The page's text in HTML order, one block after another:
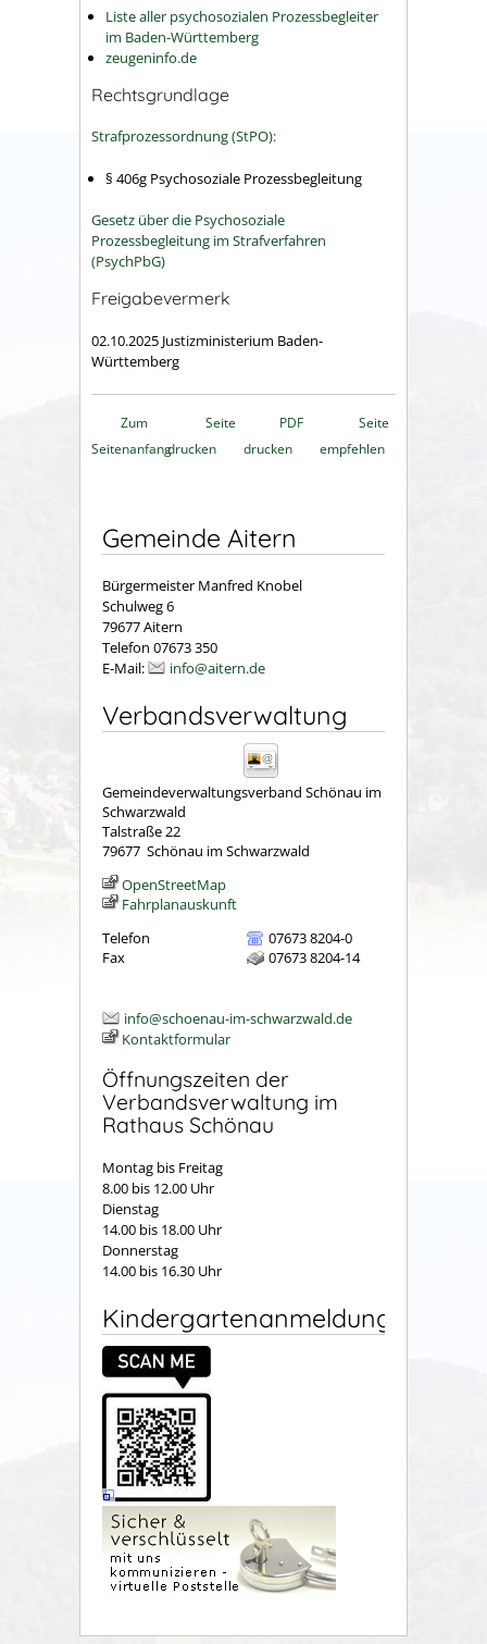
Liste aller psychosozialen Prozessbegleiter
im Baden-Württemberg
zeugeninfo.de
Rechtsgrundlage
Strafprozessordnung (StPO):
§ 406g Psychosoziale Prozessbegleitung
Gesetz über die Psychosoziale
Prozessbegleitung im Strafverfahren
(PsychPbG)
Freigabevermerk
02.10.2025 Justizministerium Baden-
Württemberg
Zum
Seitenanfang
Seite
drucken
PDF
drucken
Seite
empfehlen
Gemeinde Aitern
Bürgermeister Manfred Knobel
Schulweg 6
79677 Aitern
Telefon 07673 350
E-Mail:
info@aitern.de
Verbandsverwaltung
Gemeindeverwaltungsverband Schönau im
Schwarzwald
Talstraße 22
79677 Schönau im Schwarzwald
OpenStreetMap
Fahrplanauskunft
Telefon
07673 8204-0
Fax
07673 8204-14
info@schoenau-im-schwarzwald.de
Kontaktformular
Öffnungszeiten der
Verbandsverwaltung im
Rathaus Schönau
Montag bis Freitag
8.00 bis 12.00 Uhr
Dienstag
14.00 bis 18.00 Uhr
Donnerstag
14.00 bis 16.30 Uhr
Kindergartenanmeldung